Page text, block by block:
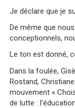
Je déclare que je
De même que
conceptionnels,
Le ton est donné,
Dans la foulée,
Rostand,
mouvement «
de lutte :